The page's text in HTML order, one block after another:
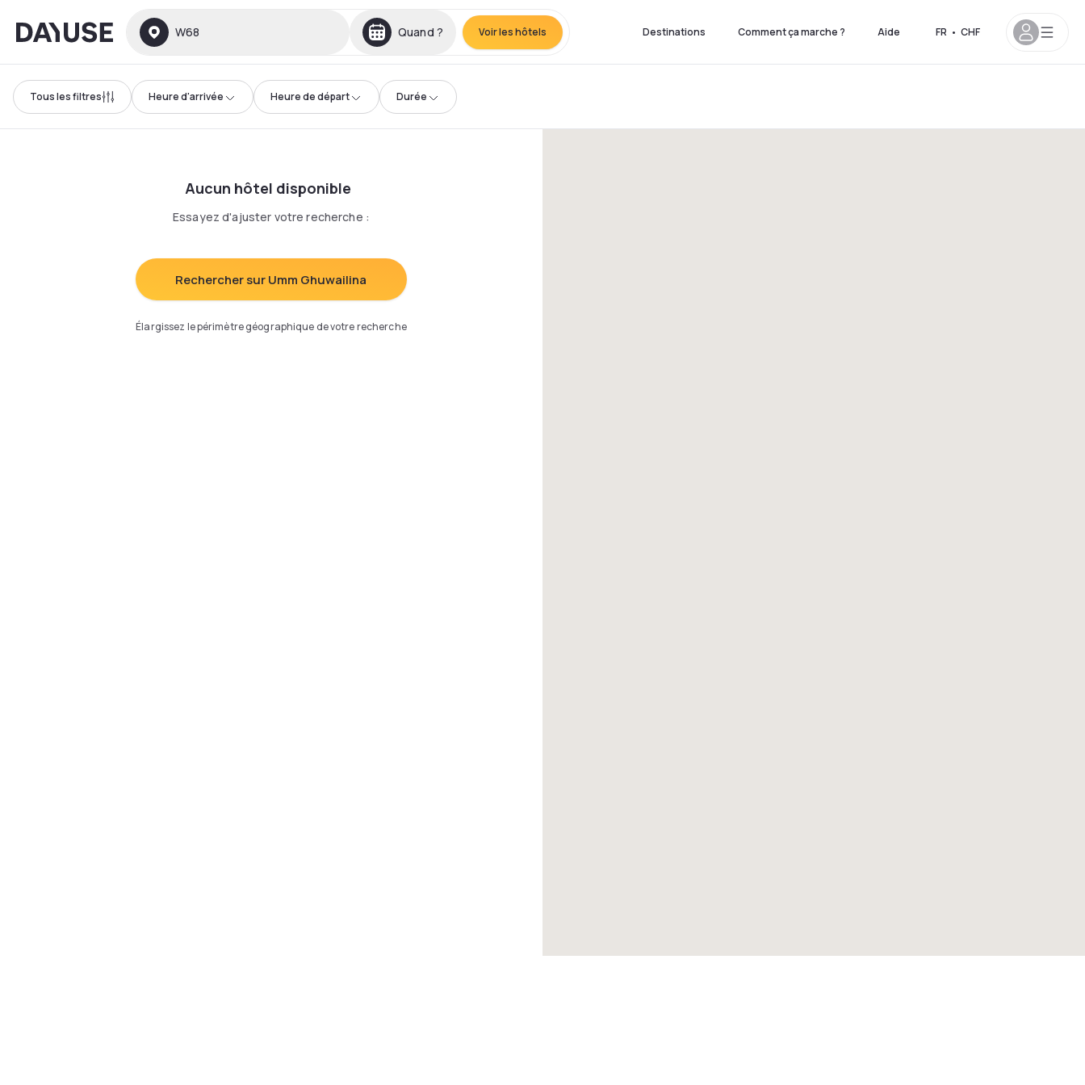
Dayuse W68 Quand ? Voir les hôtels Destinations Comment ça marche ? Aide FR • CHF
Tous les filtres Heure d'arrivée Heure de départ Durée
Aucun hôtel disponible
Essayez d'ajuster votre recherche :
Rechercher sur Umm Ghuwailina
Élargissez le périmètre géographique de votre recherche